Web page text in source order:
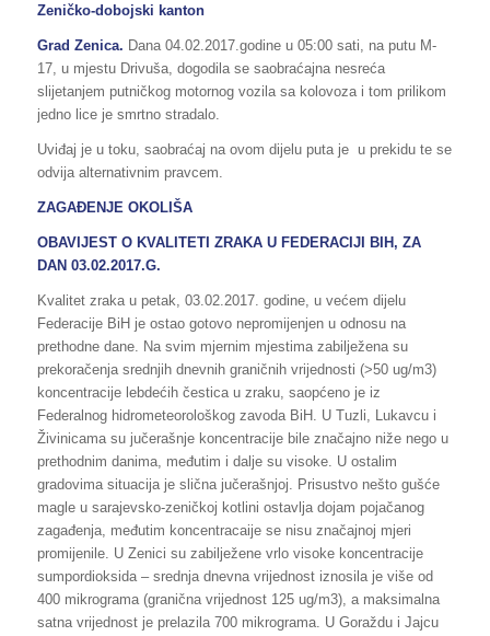
Zeničko-dobojski kanton
Grad Zenica. Dana 04.02.2017.godine u 05:00 sati, na putu M-
17, u mjestu Drivuša, dogodila se saobraćajna nesreća
slijetanjem putničkog motornog vozila sa kolovoza i tom prilikom
jedno lice je smrtno stradalo.
Uviđaj je u toku, saobraćaj na ovom dijelu puta je u prekidu te se
odvija alternativnim pravcem.
ZAGAĐENJE OKOLIŠA
OBAVIJEST O KVALITETI ZRAKA U FEDERACIJI BIH, ZA
DAN 03.02.2017.G.
Kvalitet zraka u petak, 03.02.2017. godine, u većem dijelu
Federacije BiH je ostao gotovo nepromijenjen u odnosu na
prethodne dane. Na svim mjernim mjestima zabilježena su
prekoračenja srednjih dnevnih graničnih vrijednosti (>50 ug/m3)
koncentracije lebdećih čestica u zraku, saopćeno je iz
Federalnog hidrometeorološkog zavoda BiH. U Tuzli, Lukavcu i
Živinicama su jučerašnje koncentracije bile značajno niže nego u
prethodnim danima, međutim i dalje su visoke. U ostalim
gradovima situacija je slična jučerašnjoj. Prisustvo nešto gušće
magle u sarajevsko-zeničkoj kotlini ostavlja dojam pojačanog
zagađenja, međutim koncentracaije se nisu značajnoj mjeri
promijenile. U Zenici su zabilježene vrlo visoke koncentracije
sumpordioksida – srednja dnevna vrijednost iznosila je više od
400 mikrograma (granična vrijednost 125 ug/m3), a maksimalna
satna vrijednost je prelazila 700 mikrograma. U Goraždu i Jajcu